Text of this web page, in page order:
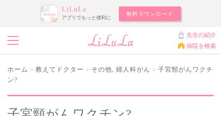
LiLuLa
アプリでもっと便利に
無料ダウンロード
先生の紹介
病院を検索
ホーム > 教えてドクター > その他, 婦人科がん > 子宮頸がんワクチ
ン?